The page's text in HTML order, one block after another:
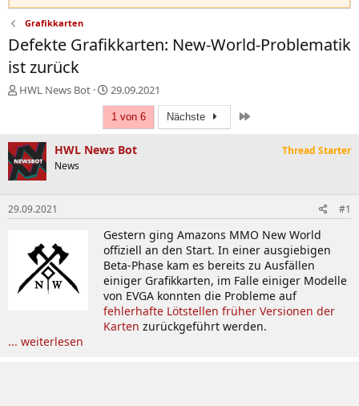
Grafikkarten
Defekte Grafikkarten: New-World-Problematik
ist zurück
E
e
l
l
r
HWL News Bot
E
r
s
t
e
m
29.09.2021
1 von 6 Nächste
HWL News Bot
News
Thread Starter
29.09.2021 #1
Gestern ging Amazons MMO New World
offiziell an den Start. In einer ausgiebigen
Beta-Phase kam es bereits zu Ausfällen
einiger Grafikkarten, im Falle einiger Modelle
von EVGA konnten die Probleme auf
fehlerhafte Lötstellen früher Versionen der
Karten zurückgeführt werden.
... weiterlesen